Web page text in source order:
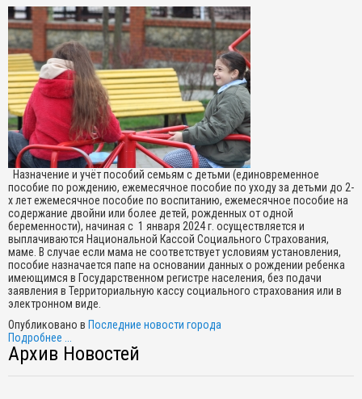
Назначение и учёт пособий семьям с детьми (единовременное
пособие по рождению, ежемесячное пособие по уходу за детьми до 2-
х лет ежемесячное пособие по воспитанию, ежемесячное пособие на
содержание двойни или более детей, рожденных от одной
беременности), начиная с 1 января 2024 г. осуществляется и
выплачиваются Национальной Кассой Социального Страхования,
маме. В случае если мама не соответствует условиям установления,
пособие назначается папе на основании данных о рождении ребенка
имеющимся в Государственном регистре населения, без подачи
заявления в Территориальную кассу социального страхования или в
электронном виде.
Опубликовано в Последние новости города
Подробнее ...
Архив Новостей